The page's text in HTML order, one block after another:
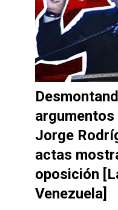
Jorge
actas
oposición
Venezuela]